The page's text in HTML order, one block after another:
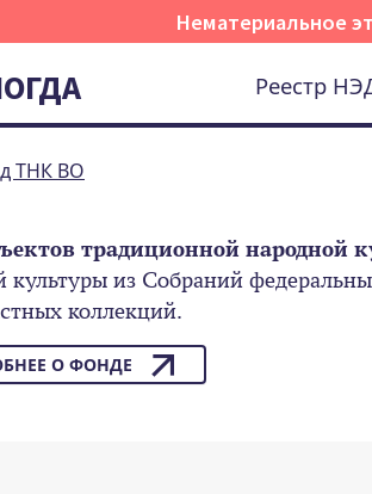
Нематериальное
Реестр
ТНК ВО
традиционной народной
культуры из Собраний
коллекций.
О ФОНДЕ